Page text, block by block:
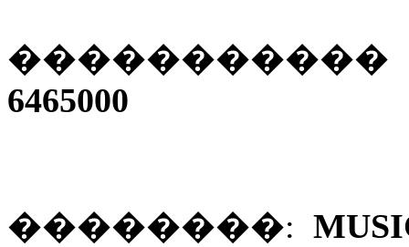
�����������
6465000
��������: